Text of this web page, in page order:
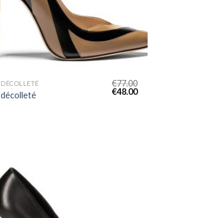
DÉCOLLETÉ
décolleté
€77.00
€48.00